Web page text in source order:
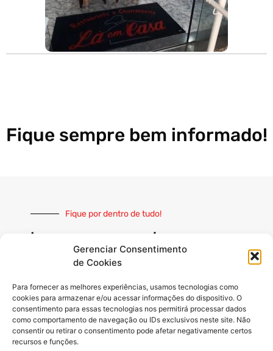
Gerenciar Consentimento
de Cookies
Para fornecer as melhores experiências, usamos tecnologias como
cookies para armazenar e/ou acessar informações do dispositivo. O
consentimento para essas tecnologias nos permitirá processar dados
como comportamento de navegação ou IDs exclusivos neste site. Não
consentir ou retirar o consentimento pode afetar negativamente certos
recursos e funções.
Fique sempre bem informado!
Fique por dentro de tudo!
Inscreva-se e receba nossas
notícias sempre atualizadas
INSCREVER